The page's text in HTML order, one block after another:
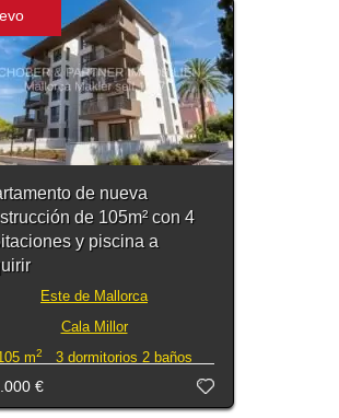
de nueva
de 105m² con 4
y piscina a
Este de Mallorca
Cala Millor
m2 3 dormitorios 2 baños
€